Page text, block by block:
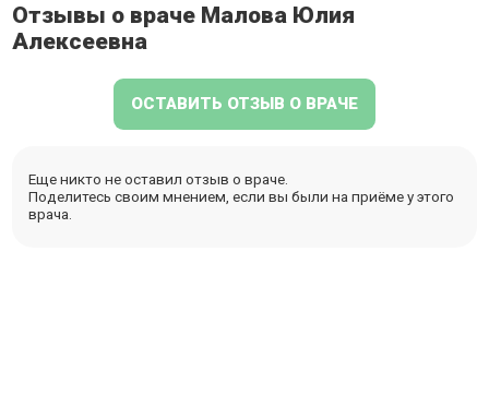
Отзывы о враче Малова Юлия
Алексеевна
ОСТАВИТЬ ОТЗЫВ О ВРАЧЕ
Еще никто не оставил отзыв о враче.
Поделитесь своим мнением, если вы были на приёме у этого
врача.